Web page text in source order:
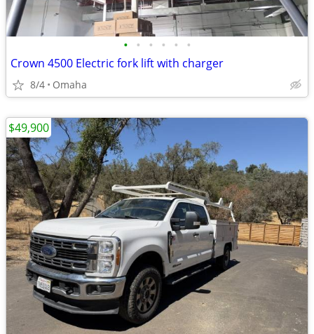
• • • • • •
Crown 4500 Electric fork lift with charger
8/4 Omaha
$49,900